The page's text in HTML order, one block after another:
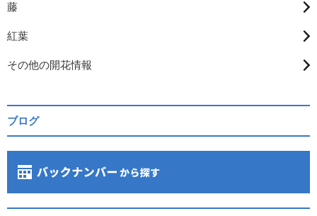
藤
紅葉
その他の開花情報
ブログ